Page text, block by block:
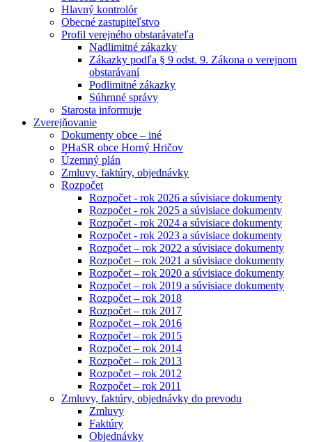
Hlavný kontrolór
Obecné zastupiteľstvo
Profil verejného obstarávateľa
Nadlimitné zákazky
Zákazky podľa § 9 odst. 9. Zákona o verejnom
obstarávaní
Podlimitné zákazky
Súhrnné správy
Starosta informuje
Zverejňovanie
Dokumenty obce – iné
PHaSR obce Horný Hričov
Územný plán
Zmluvy, faktúry, objednávky
Rozpočet
Rozpočet - rok 2026 a súvisiace dokumenty
Rozpočet - rok 2025 a súvisiace dokumenty
Rozpočet - rok 2024 a súvisiace dokumenty
Rozpočet - rok 2023 a súvisiace dokumenty
Rozpočet – rok 2022 a súvisiace dokumenty
Rozpočet – rok 2021 a súvisiace dokumenty
Rozpočet – rok 2020 a súvisiace dokumenty
Rozpočet – rok 2019 a súvisiace dokumenty
Rozpočet – rok 2018
Rozpočet – rok 2017
Rozpočet – rok 2016
Rozpočet – rok 2015
Rozpočet – rok 2014
Rozpočet – rok 2013
Rozpočet – rok 2012
Rozpočet – rok 2011
Zmluvy, faktúry, objednávky do prevodu
Zmluvy
Faktúry
Objednávky